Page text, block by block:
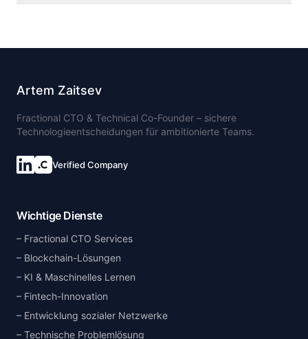
Artem Zaitsev
Fractional CTO & Technical Co-Founder – sichere
Technologieentscheidungen für ambitionierte Teams.
Verified Company
Wichtige Dienste
Fractional CTO Services
Blockchain-Lösungen
KI & Maschinelles Lernen
Fintech-Innovation
Entwicklung sozialer Netzwerke
Technische Problemlösung